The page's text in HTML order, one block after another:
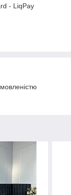
- LiqPay